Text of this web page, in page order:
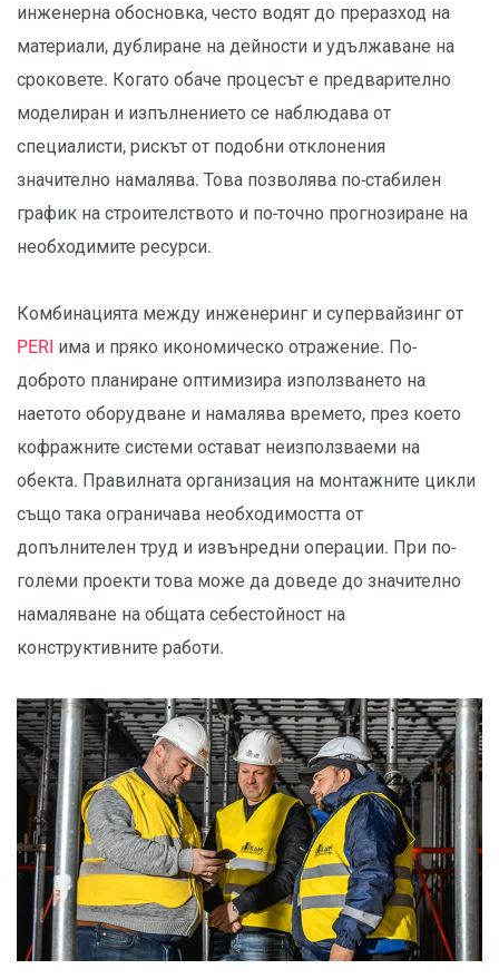
инженерна обосновка, често водят до преразход на
материали, дублиране на дейности и удължаване на
сроковете. Когато обаче процесът е предварително
моделиран и изпълнението се наблюдава от
специалисти, рискът от подобни отклонения
значително намалява. Това позволява по-стабилен
график на строителството и по-точно прогнозиране на
необходимите ресурси.
Комбинацията между инженеринг и супервайзинг от
PERI има и пряко икономическо отражение. По-
доброто планиране оптимизира използването на
наетото оборудване и намалява времето, през което
кофражните системи остават неизползваеми на
обекта. Правилната организация на монтажните цикли
също така ограничава необходимостта от
допълнителен труд и извънредни операции. При по-
големи проекти това може да доведе до значително
намаляване на общата себестойност на
конструктивните работи.